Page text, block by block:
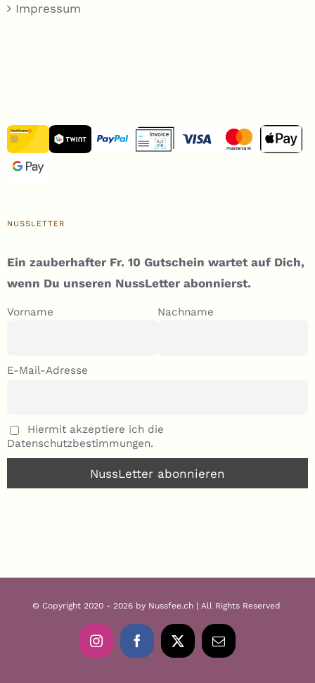
Impressum
NUSSLETTER
Ein zauberhafter Fr. 10 Gutschein wartet auf Dich,
wenn Du unseren NussLetter abonnierst.
Vorname Nachname
E-Mail-Adresse
Hiermit akzeptiere ich die
Datenschutzbestimmungen.
© Copyright 2020 - 2026 by Nussfee.ch | All Rights Reserved
InstagramFacebook
X
E-
Mail